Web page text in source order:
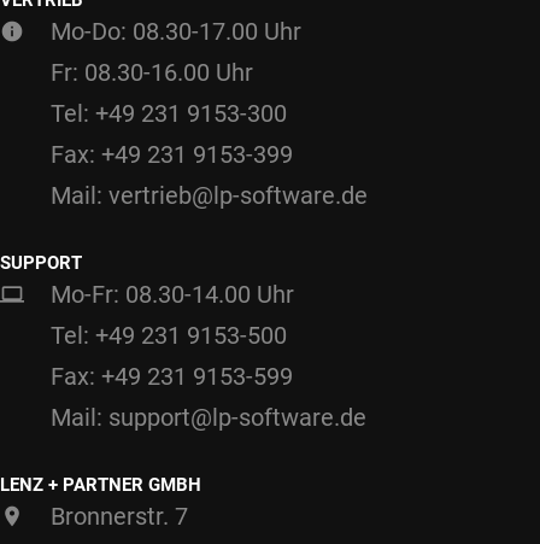
Mo-Do: 08.30-17.00 Uhr
Fr: 08.30-16.00 Uhr
Tel: +49 231 9153-300
Fax: +49 231 9153-399
Mail: vertrieb@lp-software.de
SUPPORT
Mo-Fr: 08.30-14.00 Uhr
Tel: +49 231 9153-500
Fax: +49 231 9153-599
Mail: support@lp-software.de
LENZ + PARTNER GMBH
Bronnerstr. 7